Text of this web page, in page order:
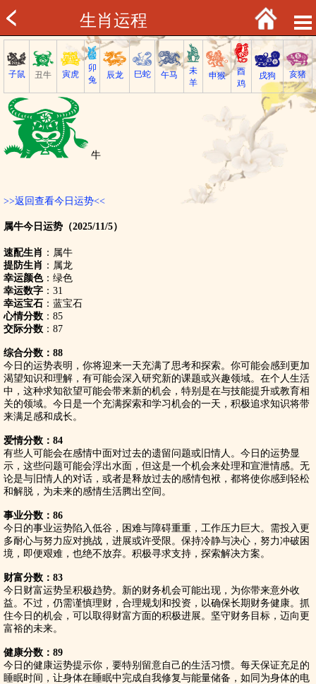
生肖运程
子鼠 丑牛 寅虎
卯
兔
辰龙 巳蛇 午马
未
羊
申猴
酉
鸡
戌狗 亥猪
牛
>>返回查看今日运势<<
属牛今日运势（2025/11/5）
速配生肖 ：属牛
提防生肖 ：属龙
幸运颜色：绿色
幸运数字 ：31
幸运宝石 ：蓝宝石
心情分数 ：85
交际分数 ：87
综合分数：88
今日的运势表明，你将迎来一天充满了思考和探索。你可能会感到更加
渴望知识和理解，有可能会深入研究新的课题或兴趣领域。在个人生活
中，这种求知欲望可能会带来新的机会，特别是在与技能提升或教育相
关的领域。今日是一个充满探索和学习机会的一天，积极追求知识将带
来满足感和成长。
爱情分数：84
有些人可能会在感情中面对过去的遗留问题或旧情人。今日的运势显
示，这些问题可能会浮出水面，但这是一个机会来处理和宣泄情感。无
论是与旧情人的对话，或者是释放过去的感情包袱，都将使你感到轻松
和解脱，为未来的感情生活腾出空间。
事业分数：86
今日的事业运势陷入低谷，困难与障碍重重，工作压力巨大。需投入更
多耐心与努力应对挑战，进展或许受限。保持冷静与决心，努力冲破困
境，即便艰难，也绝不放弃。积极寻求支持，探索解决方案。
财富分数：83
今日财富运势呈积极趋势。新的财务机会可能出现，为你带来意外收
益。不过，仍需谨慎理财，合理规划和投资，以确保长期财务健康。抓
住今日的机会，可以取得财富方面的积极进展。坚守财务目标，迈向更
富裕的未来。
健康分数：89
今日的健康运势提示你，要特别留意自己的生活习惯。每天保证充足的
睡眠时间，让身体在睡眠中完成自我修复与能量储备，如同为身体的电